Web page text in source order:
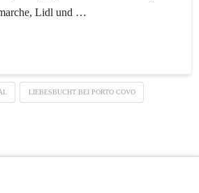
Lidl und …
LIEBESBUCHT BEI PORTO COVO